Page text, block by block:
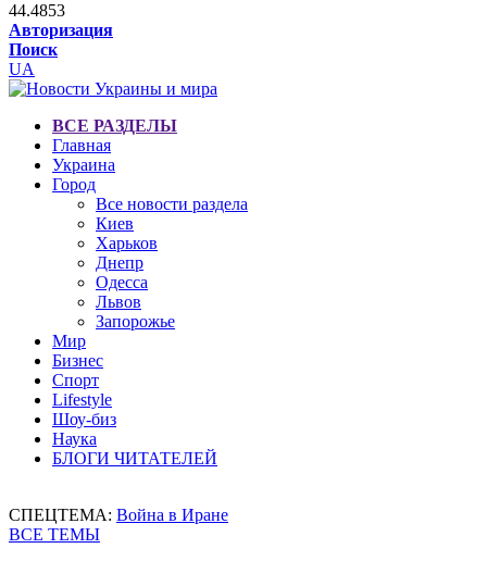
44.4853
Авторизация
Поиск
UA
ВСЕ РАЗДЕЛЫ
Главная
Украина
Город
Все новости раздела
Киев
Харьков
Днепр
Одесса
Львов
Запорожье
Мир
Бизнес
Спорт
Lifestyle
Шоу-биз
Наука
БЛОГИ ЧИТАТЕЛЕЙ
СПЕЦТЕМА: Война в Иране
ВСЕ ТЕМЫ